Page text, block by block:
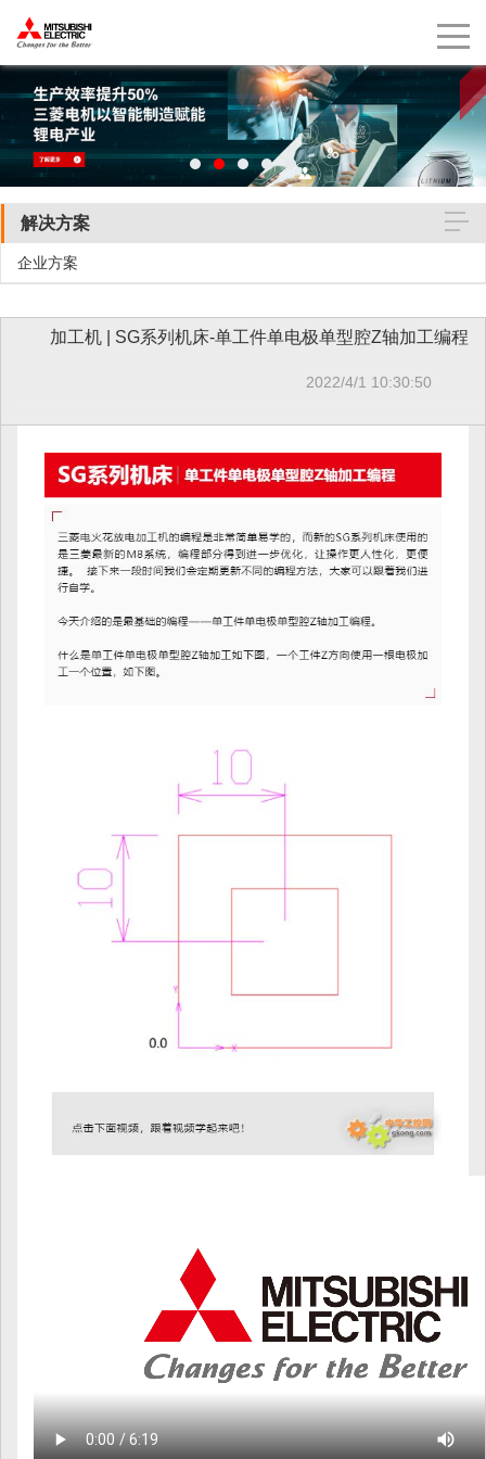
解决方案
企业方案
加工机 | SG系列机床-单工件单电极单型腔Z轴加工编程
2022/4/1 10:30:50